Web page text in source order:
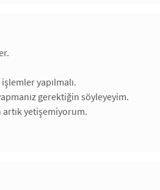
yapılmalı.
gerektiğin söyleyeyim.
yetişemiyorum.